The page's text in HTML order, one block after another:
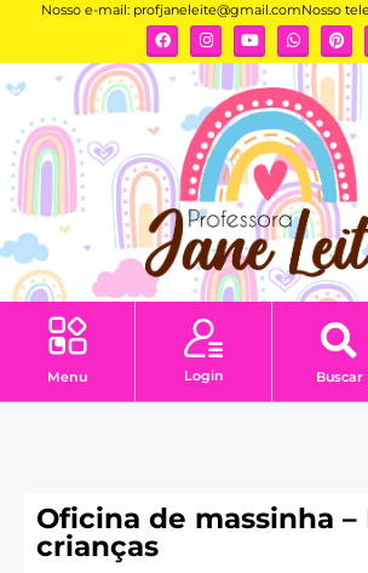
Nosso e-mail: profjaneleite@gmail.comNosso
Menu Login Buscar
Oficina de massinha –
crianças